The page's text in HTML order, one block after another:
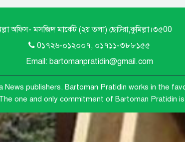
অফিস- মসজিদ মার্কেট (২য় তলা) ছোটরা,কুমিল্লা।৩৫00
0১৭২৬-০১২০০৭, ০১৭১১-৩৮৮১৫৫
Email: bartomanpratidin@gmail.com
News publishers. Bartoman Pratidin works in the
one and only commitment of Bartoman Pratidin